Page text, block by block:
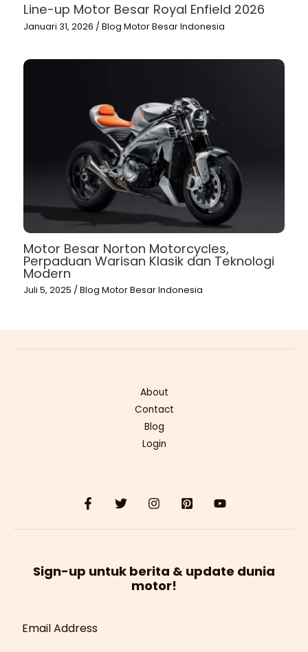
Line-up Motor Besar Royal Enfield 2026
Januari 31, 2026 /Blog Motor Besar Indonesia
Motor Besar Norton Motorcycles,
Perpaduan Warisan Klasik dan Teknologi
Modern
Juli 5, 2025 /Blog Motor Besar Indonesia
About
Contact
Blog
Login
Sign-up untuk berita & update dunia
motor!